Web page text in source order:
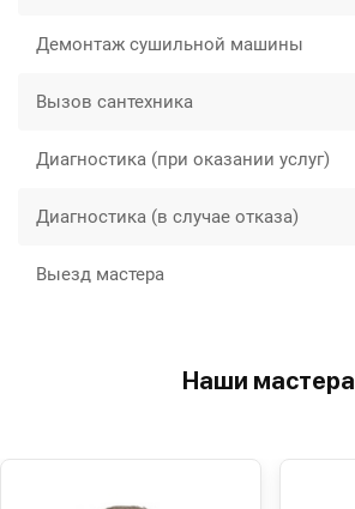
Демонтаж сушильной машины
Вызов сантехника
Диагностика (при оказании услуг)
Диагностика (в случае отказа)
Выезд мастера
Наши мастера